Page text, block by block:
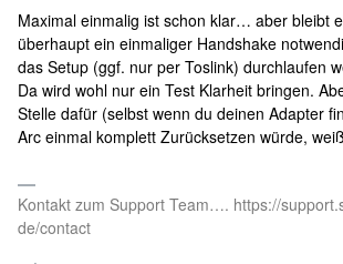
Maximal einmalig ist schon klar… aber bleibt
überhaupt ein einmaliger Handshake
das Setup (ggf. nur per Toslink) durchlaufen
Da wird wohl nur ein Test Klarheit bringen.
Stelle dafür (selbst wenn du deinen Adapter
Arc einmal komplett Zurücksetzen würde,
Kontakt zum Support Team…. https://
de/contact